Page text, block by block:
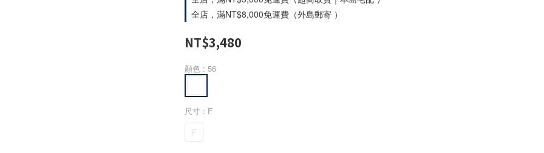
全店，滿NT$8,000免運費（外島郵寄 ）
NT$3,480
顏色 : 56
尺寸 : F
F